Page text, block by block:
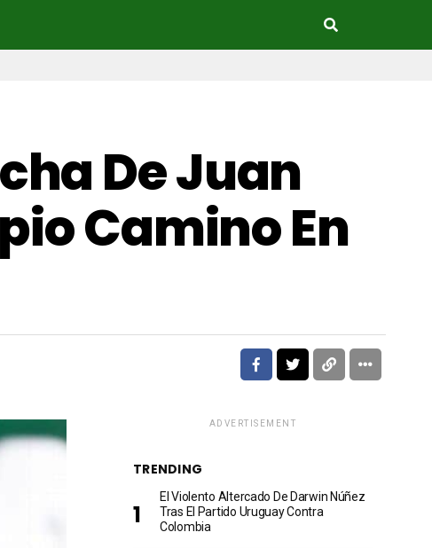
De Juan
Camino En
ADVERTISEMENT
TRENDING
El Violento Altercado De Darwin Núñez
Tras El Partido Uruguay Contra
Colombia